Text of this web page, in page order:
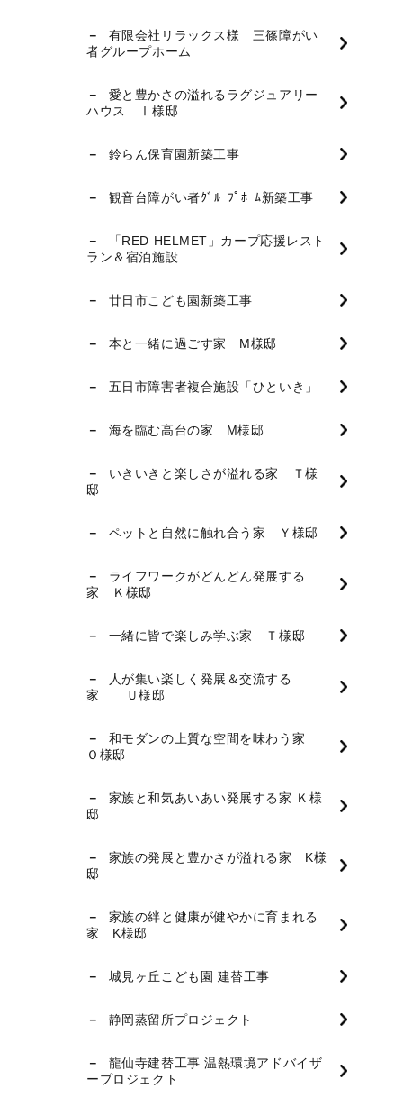
有限会社リラックス様 三篠障がい
者グループホーム
愛と豊かさの溢れるラグジュアリー
ハウス Ⅰ様邸
鈴らん保育園新築工事
観音台障がい者ｸﾞﾙｰﾌﾟﾎｰﾑ新築工事
「RED HELMET」カープ応援レスト
ラン＆宿泊施設
廿日市こども園新築工事
本と一緒に過ごす家 M様邸
五日市障害者複合施設「ひといき」
海を臨む高台の家 M様邸
いきいきと楽しさが溢れる家 Ｔ様
邸
ペットと自然に触れ合う家 Ｙ様邸
ライフワークがどんどん発展する
家 Ｋ様邸
一緒に皆で楽しみ学ぶ家 Ｔ様邸
人が集い楽しく発展＆交流する
家 Ｕ様邸
和モダンの上質な空間を味わう家
Ｏ様邸
家族と和気あいあい発展する家 Ｋ様
邸
家族の発展と豊かさが溢れる家 K様
邸
家族の絆と健康が健やかに育まれる
家 K様邸
城見ヶ丘こども園 建替工事
静岡蒸留所プロジェクト
龍仙寺建替工事 温熱環境アドバイザ
ープロジェクト